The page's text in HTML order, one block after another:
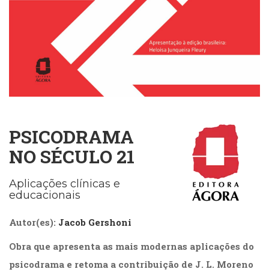
Comportamento
Comunicação
(232)
(226)
Crescimento
Interior
Criatividade
(14)
Alimentação
Economia,
Negócios
PSICODRAMA
NO SÉCULO 21
Aplicações clínicas e
educacionais
Autor(es): Jacob Gershoni
Obra que apresenta as mais modernas aplicações do
psicodrama e retoma a contribuição de J. L. Moreno